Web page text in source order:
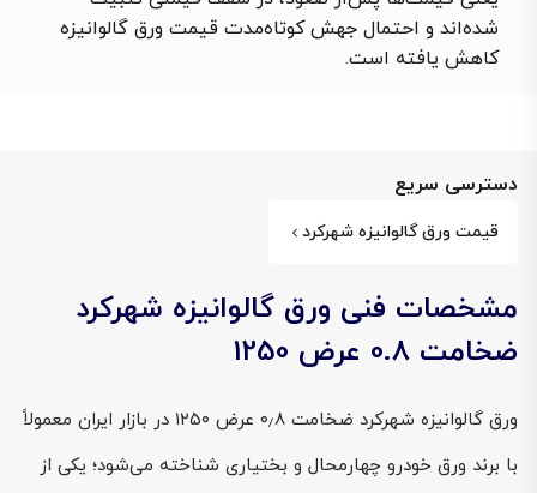
شده‌اند و احتمال جهش کوتاه‌مدت قیمت ورق گالوانیزه
کاهش یافته است.
دسترسی سریع
قیمت ورق گالوانیزه شهرکرد
مشخصات فنی ورق گالوانیزه شهرکرد
ضخامت 0.8 عرض 1250
ورق گالوانیزه شهرکرد ضخامت ۰٫۸ عرض ۱۲۵۰ در بازار ایران معمولاً
با برند ورق خودرو چهارمحال و بختیاری شناخته می‌شود؛ یکی از